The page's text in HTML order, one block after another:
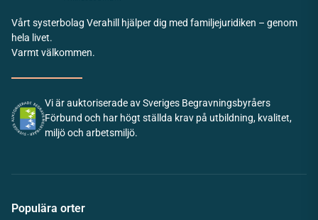
Vårt systerbolag Verahill hjälper dig med familjejuridiken – genom
hela livet.
Varmt välkommen.
Vi är auktoriserade av Sveriges Begravningsbyråers
Förbund och har högt ställda krav på utbildning, kvalitet,
miljö och arbetsmiljö.
Populära orter